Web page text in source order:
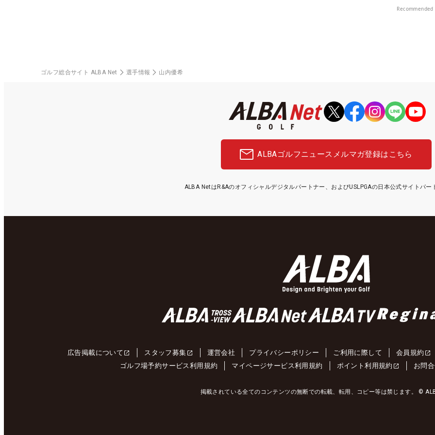
Recommended
ゴルフ総合サイト ALBA Net 選手情報 山内優希
ALBAゴルフニュース メルマガ登録はこちら
ALBA NetはR&Aのオフィシャルデジタルパートナー、およびUSLPGAの日本公式サイトパー
広告掲載について スタッフ募集 運営会社 プライバシーポリシー ご利用に際して 会員規約
ゴルフ場予約サービス利用規約
マイページサービス利用規約 ポイント利用規約 お問
掲載されている全てのコンテンツの無断での転載、転用、コピー等は禁じます。 ©